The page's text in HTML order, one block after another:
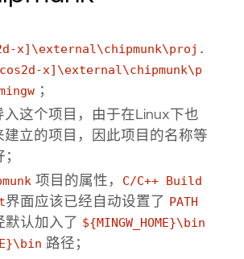
x]\external\chipmunk\proj.
x]\external\chipmunk\p
；
入这个项目，由于在Linux下也
建立的项目，因此项目的名称等
项目的属性， C/C++ Build
界面应该已经自动设置了 PATH
默认加入了 ${MINGW_HOME}\bin
路径；